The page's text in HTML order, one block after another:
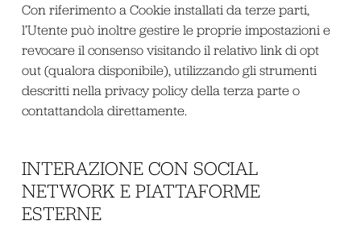
Con riferimento a Cookie installati da terze parti,
l’Utente può inoltre gestire le proprie impostazioni e
revocare il consenso visitando il relativo link di opt
out (qualora disponibile), utilizzando gli strumenti
descritti nella privacy policy della terza parte o
contattandola direttamente.
INTERAZIONE CON SOCIAL
NETWORK E PIATTAFORME
ESTERNE